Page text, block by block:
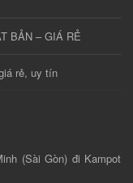
BẢN – GIÁ RẺ
rẻ, uy tín
(Sài Gòn) đi Kampot